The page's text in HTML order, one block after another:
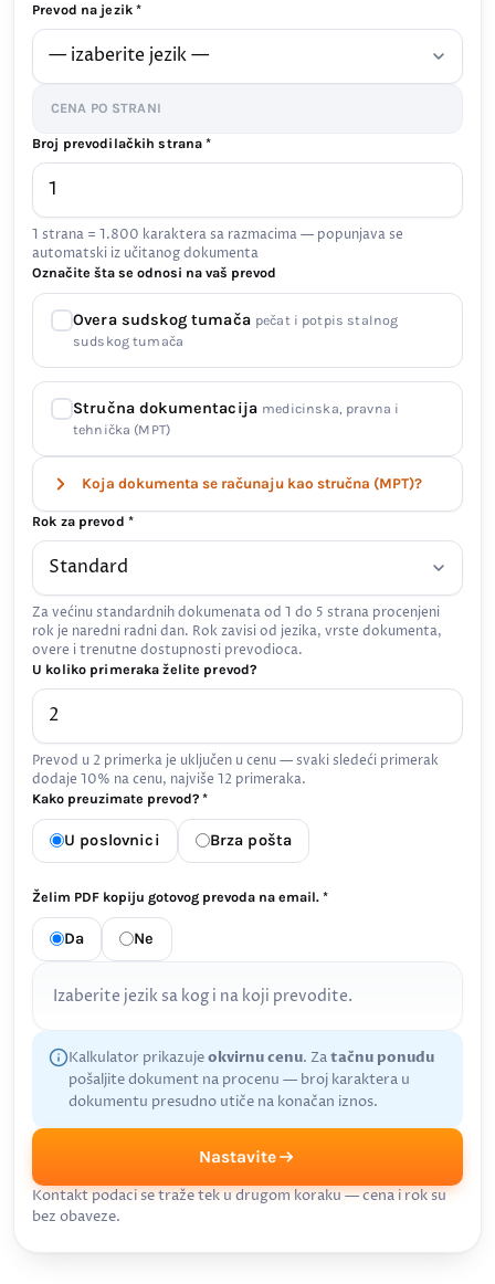
Prevod na jezik *
CENA PO STRANI
Broj prevodilačkih strana *
1 strana = 1.800 karaktera sa razmacima — popunjava se
automatski iz učitanog dokumenta
Označite šta se odnosi na vaš prevod
Overa sudskog tumača pečat i potpis stalnog
sudskog tumača
Stručna dokumentacija medicinska, pravna i
tehnička (MPT)
Koja dokumenta se računaju kao stručna (MPT)?
Rok za prevod *
Za većinu standardnih dokumenata od 1 do 5 strana procenjeni
rok je naredni radni dan. Rok zavisi od jezika, vrste dokumenta,
overe i trenutne dostupnosti prevodioca.
U koliko primeraka želite prevod?
Prevod u 2 primerka je uključen u cenu — svaki sledeći primerak
dodaje 10% na cenu, najviše 12 primeraka.
Kako preuzimate prevod? *
U poslovnici Brza pošta
Želim PDF kopiju gotovog prevoda na email. *
Da Ne
Izaberite jezik sa kog i na koji prevodite.
Kalkulator prikazujeokvirnu cenu. Zatačnu ponudu
pošaljite dokument na procenu — broj karaktera u
dokumentu presudno utiče na konačan iznos.
Nastavite
Kontakt podaci se traže tek u drugom koraku — cena i rok su
bez obaveze.